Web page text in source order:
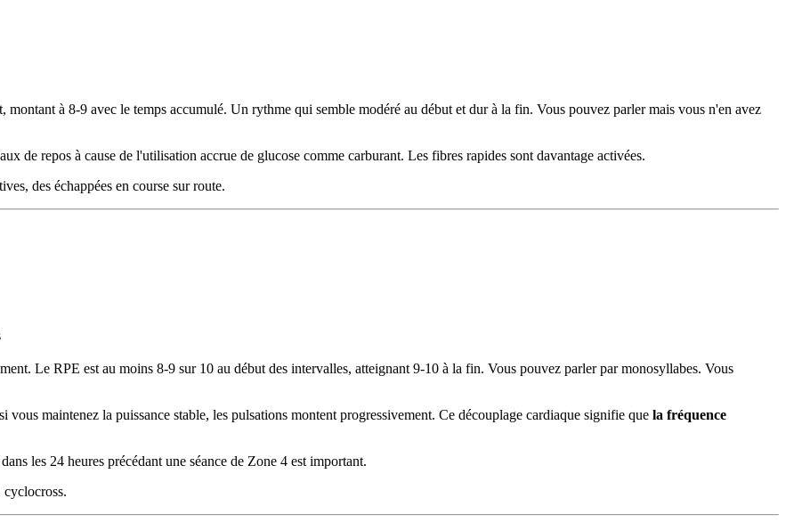
à 8-9 avec le temps accumulé. Un rythme qui semble modéré au début et dur à la fin. Vous pouvez parler mais vous n'en avez
de repos à cause de l'utilisation accrue de glucose comme carburant. Les fibres rapides sont davantage activées.
des échappées en course sur route.
Le RPE est au moins 8-9 sur 10 au début des intervalles, atteignant 9-10 à la fin. Vous pouvez parler par monosyllabes. Vous
vous maintenez la puissance stable, les pulsations montent progressivement. Ce découplage cardiaque signifie que la fréquence
les 24 heures précédant une séance de Zone 4 est important.